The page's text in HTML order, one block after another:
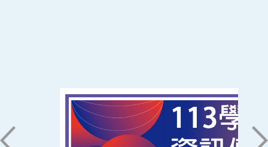
71005 台南市永康區南台街一號
06-2533131 ext. 7101
ic@stust.edu.tw